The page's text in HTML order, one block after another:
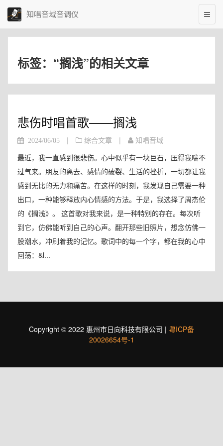
知唱音域音调仪
标签：“搁浅”的相关文章
悲伤时唱首歌——搁浅
2024/06/05 | 综合文章 | 知唱音域
最近，我一直感到很悲伤。心中似乎有一块巨石，压得我喘不
过气来。朋友的离去、感情的破裂、生活的挫折，一切都让我
感到无比的无力和痛苦。在这样的时刻，我发现自己需要一种
出口，一种能够释放内心情感的方法。于是，我选择了周杰伦
的《搁浅》。 这首歌对我来说，是一种特别的存在。每次听
到它，仿佛能听到自己的心声。翻开那些旧照片，想念仿佛一
股潮水，冲刷着我的记忆。歌词中的每一个字，都在我的心中
回荡：&l...
Copyright © 2022 惠州市日向科技有限公司 | 粤ICP备
20026654号-1